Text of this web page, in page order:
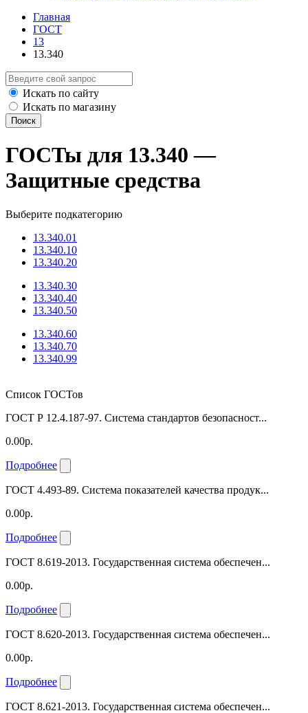
Главная
ГОСТ
13
13.340
Искать по сайту
Искать по магазину
Поиск
ГОСТы для 13.340 —
Защитные средства
Выберите подкатегорию
13.340.01
13.340.10
13.340.20
13.340.30
13.340.40
13.340.50
13.340.60
13.340.70
13.340.99
Список ГОСТов
ГОСТ Р 12.4.187-97. Система стандартов безопасност...
0.00р.
Подробнее
ГОСТ 4.493-89. Система показателей качества продук...
0.00р.
Подробнее
ГОСТ 8.619-2013. Государственная система обеспечен...
0.00р.
Подробнее
ГОСТ 8.620-2013. Государственная система обеспечен...
0.00р.
Подробнее
ГОСТ 8.621-2013. Государственная система обеспечен...